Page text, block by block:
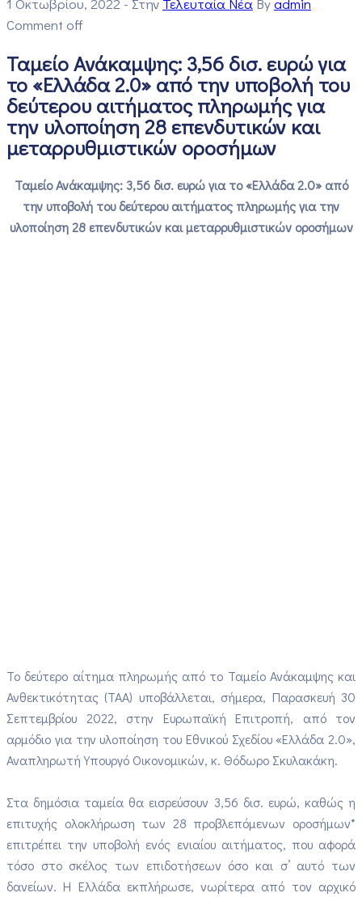
Comment off
Ταμείο Ανάκαμψης: 3,56 δισ. ευρώ για
το «Ελλάδα 2.0» από την υποβολή του
δεύτερου αιτήματος πληρωμής για
την υλοποίηση 28 επενδυτικών και
μεταρρυθμιστικών οροσήμων
Ταμείο Ανάκαμψης: 3,56 δισ. ευρώ για το «Ελλάδα 2.0» από
την υποβολή του δεύτερου αιτήματος πληρωμής για την
υλοποίηση 28 επενδυτικών και μεταρρυθμιστικών οροσήμων
Το δεύτερο αίτημα πληρωμής από το Ταμείο Ανάκαμψης και
Ανθεκτικότητας (ΤΑΑ) υποβάλλεται, σήμερα, Παρασκευή 30
Σεπτεμβρίου 2022, στην Ευρωπαϊκή Επιτροπή, από τον
αρμόδιο για την υλοποίηση του Εθνικού Σχεδίου «Ελλάδα 2.0»,
Αναπληρωτή Υπουργό Οικονομικών, κ. Θόδωρο Σκυλακάκη.
Στα δημόσια ταμεία θα εισρεύσουν 3,56 δισ. ευρώ, καθώς η
επιτυχής ολοκλήρωση των 28 προβλεπόμενων οροσήμων*
επιτρέπει την υποβολή ενός ενιαίου αιτήματος, που αφορά
τόσο στο σκέλος των επιδοτήσεων όσο και σ’ αυτό των
δανείων. Η Ελλάδα εκπλήρωσε, νωρίτερα από τον αρχικό